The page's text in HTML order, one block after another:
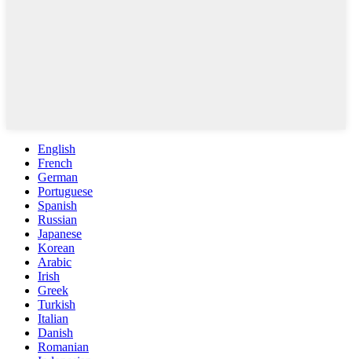
English
French
German
Portuguese
Spanish
Russian
Japanese
Korean
Arabic
Irish
Greek
Turkish
Italian
Danish
Romanian